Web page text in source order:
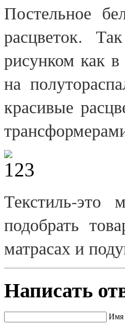
Постельное
расцветок.
рисунком как
на
красивые
Текстиль-это
подобрать
матрасах и
Написать
Имя